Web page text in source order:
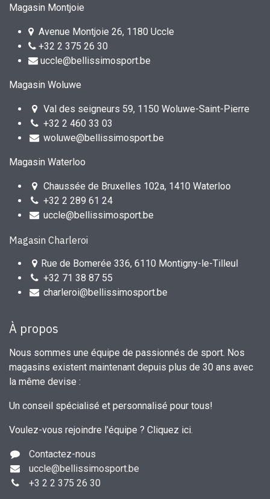
Magasin Montjoie
Avenue Montjoie 26, 1180 Uccle
+32 2 375 26 30
uccle@bellissimosport.be
Magasin Woluwe
Val des seigneurs 59, 1150 Woluwe-Saint-Pierre
+32 2 460 33 03
woluwe@bellissimosport.be
Magasin Waterloo
Chaussée de Bruxelles 102a, 1410 Waterloo
+32 2 289 61 24
uccle@bellissimosport.be
Magasin Charleroi
Rue de Bomerée 336, 6110 Montigny-le-Tilleul
+32 71 38 87 55
charleroi@bellissimosport.be
À propos
Nous sommes une équipe de passionnés de sport. Nos
magasins existent maintenant depuis plus de 30 ans avec
la même devise :
Un conseil spécialisé et personnalisé pour tous!
Voulez-vous rejoindre l'équipe ? Cliquez ici.
Contactez-nous
uccle@bellissimosport.be
+3 2 2 375 26 30